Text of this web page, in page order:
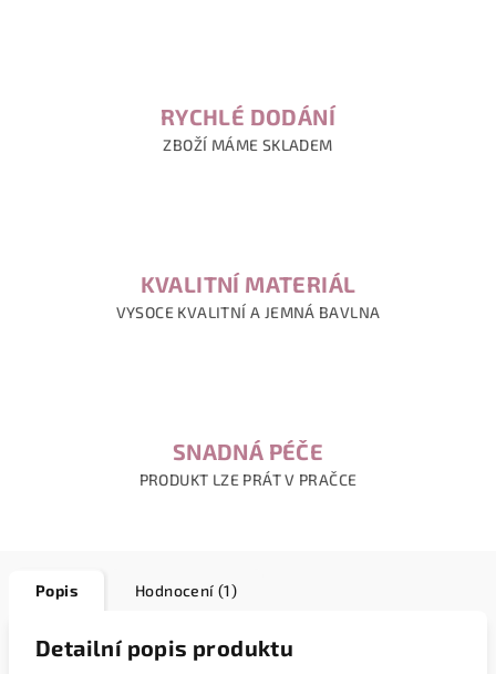
RYCHLÉ DODÁNÍ
ZBOŽÍ MÁME SKLADEM
KVALITNÍ MATERIÁL
VYSOCE KVALITNÍ A JEMNÁ BAVLNA
SNADNÁ PÉČE
PRODUKT LZE PRÁT V PRAČCE
Popis Hodnocení (1)
Detailní popis produktu